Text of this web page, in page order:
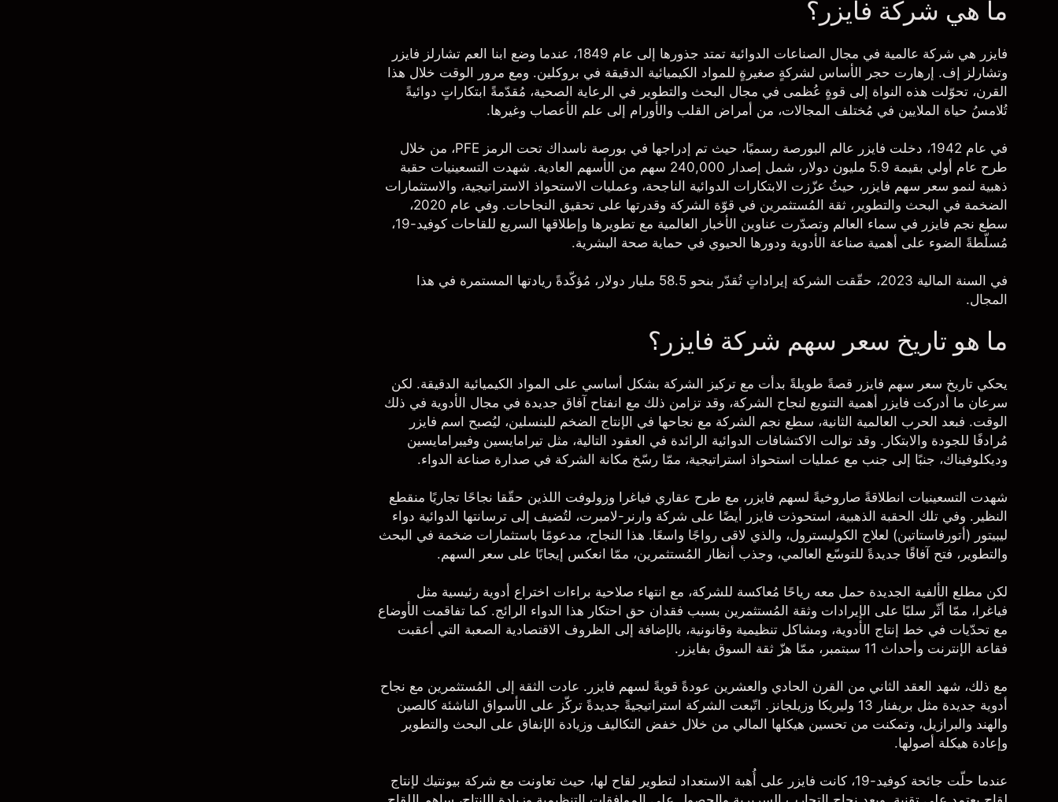
ما هي شركة فايزر؟
فايزر هي شركة عالمية في مجال الصناعات الدوائية تمتد جذورها إلى عام 1849، عندما وضع ابنا العم تشارلز فايزر
وتشارلز إف. إرهارت حجر الأساس لشركةٍ صغيرةٍ للمواد الكيميائية الدقيقة في بروكلين. ومع مرور الوقت خلال هذا
القرن، تحوّلت هذه النواة إلى قوةٍ عُظمى في مجال البحث والتطوير في الرعاية الصحية، مُقدّمةً ابتكاراتٍ دوائيةً
تُلامسُ حياة الملايين في مُختلف المجالات، من أمراض القلب والأورام إلى علم الأعصاب وغيرها.
في عام 1942، دخلت فايزر عالم البورصة رسميًا، حيث تم إدراجها في بورصة ناسداك تحت الرمز PFE، من خلال
طرح عام أولي بقيمة 5.9 مليون دولار، شمل إصدار 240,000 سهم من الأسهم العادية. شهدت التسعينيات حقبة
ذهبية لنمو سعر سهم فايزر، حيثُ عزّزت الابتكارات الدوائية الناجحة، وعمليات الاستحواذ الاستراتيجية، والاستثمارات
الضخمة في البحث والتطوير، ثقة المُستثمرين في قوّة الشركة وقدرتها على تحقيق النجاحات. وفي عام 2020،
سطع نجم فايزر في سماء العالم وتصدّرت عناوين الأخبار العالمية مع تطويرها وإطلاقها السريع للقاحات كوفيد-19،
مُسلّطةً الضوء على أهمية صناعة الأدوية ودورها الحيوي في حماية صحة البشرية.
في السنة المالية 2023، حقّقت الشركة إيراداتٍ تُقدّر بنحو 58.5 مليار دولار، مُؤكّدةً ريادتها المستمرة في هذا
المجال.
ما هو تاريخ سعر سهم شركة فايزر؟
يحكي تاريخ سعر سهم فايزر قصةً طويلةً بدأت مع تركيز الشركة بشكل أساسي على المواد الكيميائية الدقيقة. لكن
سرعان ما أدركت فايزر أهمية التنويع لنجاح الشركة، وقد تزامن ذلك مع انفتاح آفاق جديدة في مجال الأدوية في ذلك
الوقت. فبعد الحرب العالمية الثانية، سطع نجم الشركة مع نجاحها في الإنتاج الضخم للبنسلين، ليُصبح اسم فايزر
مُرادفًا للجودة والابتكار. وقد توالت الاكتشافات الدوائية الرائدة في العقود التالية، مثل تيرامايسين وفيبرامايسين
وديكلوفيناك، جنبًا إلى جنب مع عمليات استحواذ استراتيجية، ممّا رسّخ مكانة الشركة في صدارة صناعة الدواء.
شهدت التسعينيات انطلاقةً صاروخيةً لسهم فايزر، مع طرح عقاري فياغرا وزولوفت اللذين حقّقا نجاحًا تجاريًا منقطع
النظير. وفي تلك الحقبة الذهبية، استحوذت فايزر أيضًا على شركة وارنر-لامبرت، لتُضيف إلى ترسانتها الدوائية دواء
ليبيتور (أتورفاستاتين) لعلاج الكوليسترول، والذي لاقى رواجًا واسعًا. هذا النجاح، مدعومًا باستثمارات ضخمة في البحث
والتطوير، فتح آفاقًا جديدةً للتوسّع العالمي، وجذب أنظار المُستثمرين، ممّا انعكس إيجابًا على سعر السهم.
لكن مطلع الألفية الجديدة حمل معه رياحًا مُعاكسة للشركة، مع انتهاء صلاحية براءات اختراع أدوية رئيسية مثل
فياغرا، ممّا أثّر سلبًا على الإيرادات وثقة المُستثمرين بسبب فقدان حق احتكار هذا الدواء الرائج. كما تفاقمت الأوضاع
مع تحدّيات في خط إنتاج الأدوية، ومشاكل تنظيمية وقانونية، بالإضافة إلى الظروف الاقتصادية الصعبة التي أعقبت
فقاعة الإنترنت وأحداث 11 سبتمبر، ممّا هزّ ثقة السوق بفايزر.
مع ذلك، شهد العقد الثاني من القرن الحادي والعشرين عودةً قويةً لسهم فايزر. عادت الثقة إلى المُستثمرين مع نجاح
أدوية جديدة مثل بريفنار 13 وليريكا وزيلجانز. اتّبعت الشركة استراتيجيةً جديدةً تركّز على الأسواق الناشئة كالصين
والهند والبرازيل، وتمكنت من تحسين هيكلها المالي من خلال خفض التكاليف وزيادة الإنفاق على البحث والتطوير
وإعادة هيكلة أصولها.
عندما حلّت جائحة كوفيد-19، كانت فايزر على أُهبة الاستعداد لتطوير لقاح لها، حيث تعاونت مع شركة بيونتيك لإنتاج